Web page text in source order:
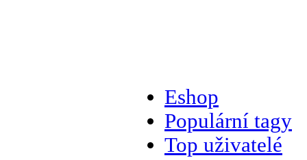
Eshop
Populární tagy
Top uživatelé